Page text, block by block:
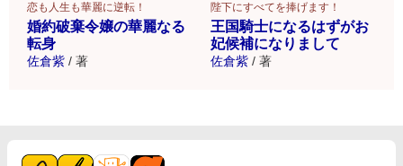
恋も人生も華麗に逆転！
婚約破棄令嬢の華麗なる
転身
佐倉紫 / 著
陛下にすべてを捧げます！
王国騎士になるはずがお
妃候補になりまして
佐倉紫 / 著